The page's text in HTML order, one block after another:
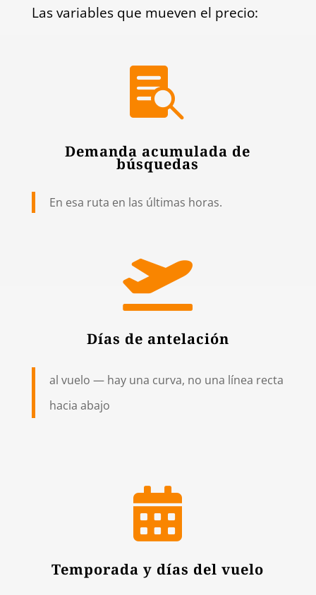
Las variables que mueven el precio:

Demanda acumulada de
búsquedas
En esa ruta en las últimas horas.

Días de antelación
al vuelo — hay una curva, no una línea recta
hacia abajo

Temporada y días del vuelo